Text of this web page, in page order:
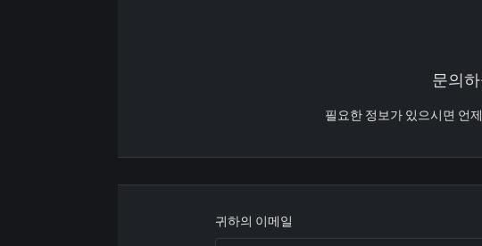
문의
필요한 정보가 있으시면 언
귀하의 이메일